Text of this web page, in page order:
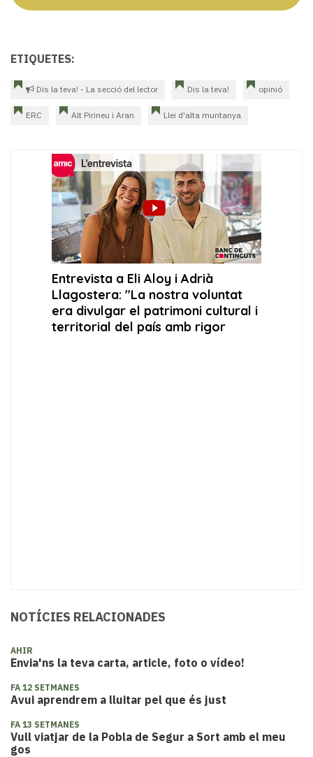
ETIQUETES:
Dis la teva! - La secció del lector Dis la teva! opinió
ERC Alt Pirineu i Aran Llei d'alta muntanya
NOTÍCIES RELACIONADES
AHIR
Envia'ns la teva carta, article, foto o vídeo!
FA 12 SETMANES
Avui aprendrem a lluitar pel que és just
FA 13 SETMANES
Vull viatjar de la Pobla de Segur a Sort amb el meu
gos